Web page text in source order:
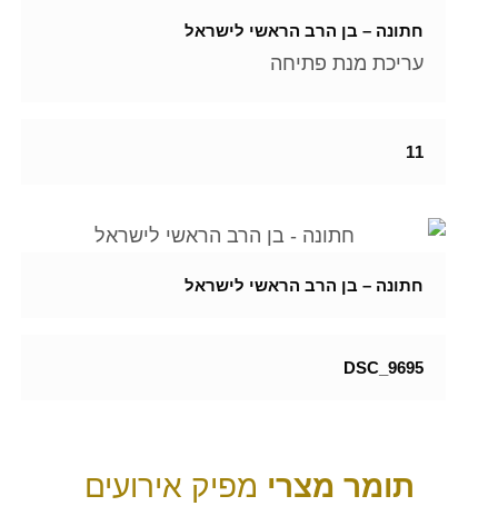
חתונה – בן הרב הראשי לישראל
עריכת מנת פתיחה
11
חתונה – בן הרב הראשי לישראל
DSC_9695
תומר מצרי מפיק אירועים